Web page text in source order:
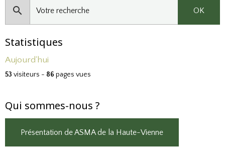
OK
Statistiques
Aujourd'hui
53 visiteurs - 86 pages vues
Qui sommes-nous ?
Présentation de ASMA de la Haute-Vienne